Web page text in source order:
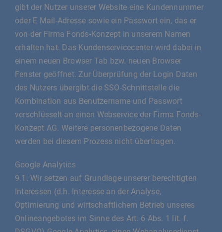
gibt der Nutzer unserer Website eine Kundennummer
oder E Mail-Adresse sowie ein Passwort ein, das er
von der Firma Fonds-Konzept in unserem Namen
erhalten hat. Das Kundenservicecenter wird dabei in
einem neuen Browser Tab bzw. neuen Browser
Fenster geöffnet. Zur Überprüfung der Login Daten
des Nutzers übergibt die SSO-Schnittstelle die
Kombination aus Benutzername und Passwort
verschlüsselt an einen Webservice der Firma Fonds-
Konzept AG. Weitere personenbezogene Daten
werden bei diesem Prozess nicht übertragen.
Google Analytics
9.1. Wir setzen auf Grundlage unserer berechtigten
Interessen (d.h. Interesse an der Analyse,
Optimierung und wirtschaftlichem Betrieb unseres
Onlineangebotes im Sinne des Art. 6 Abs. 1 lit. f.